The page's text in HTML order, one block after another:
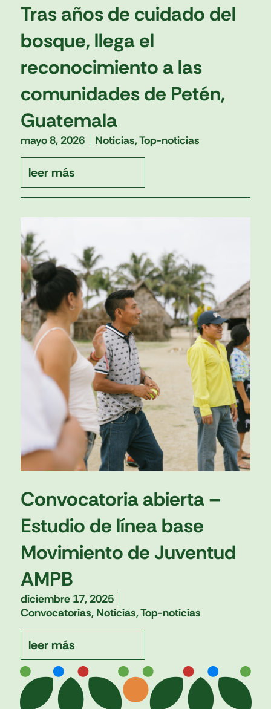
Tras años de cuidado del
bosque, llega el
reconocimiento a las
comunidades de Petén,
Guatemala
mayo 8, 2026 Noticias,Top-noticias
leer más
Convocatoria abierta –
Estudio de línea base
Movimiento de Juventud
AMPB
diciembre 17, 2025
Convocatorias, Noticias,Top-noticias
leer más